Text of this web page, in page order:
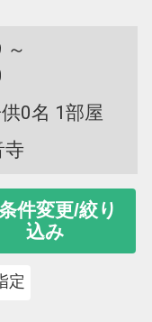
0名 1部屋
寺
件変更/絞り
込み
定